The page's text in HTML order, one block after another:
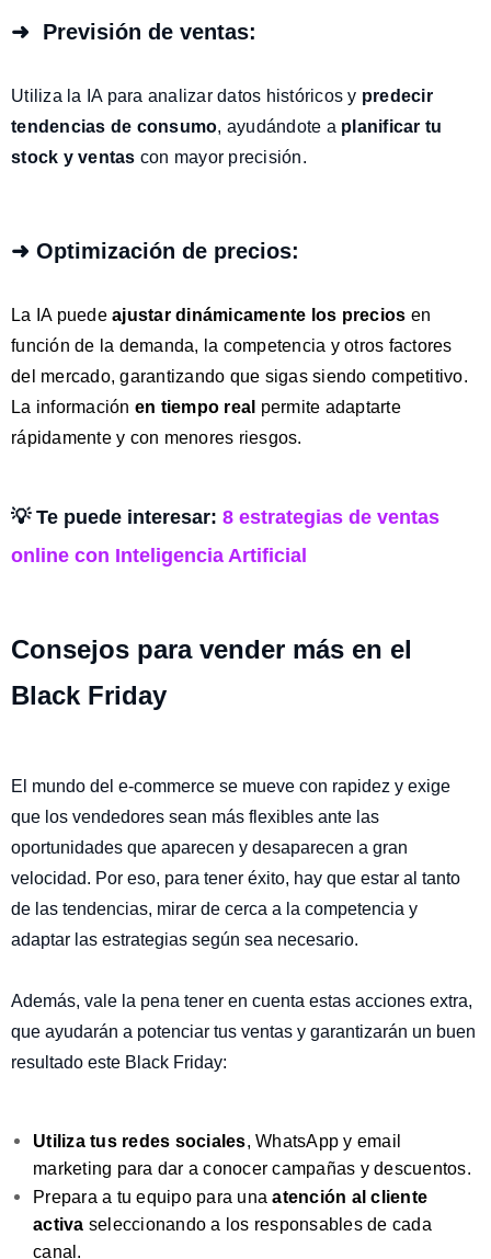
➜ Previsión de ventas:
Utiliza la IA para analizar datos históricos y predecir
tendencias de consumo, ayudándote a planificar tu
stock y ventas con mayor precisión.
➜ Optimización de precios:
La IA puede ajustar dinámicamente los precios en
función de la demanda, la competencia y otros factores
del mercado, garantizando que sigas siendo competitivo.
La información en tiempo real permite adaptarte
rápidamente y con menores riesgos.
💡 Te puede interesar: 8 estrategias de ventas
online con Inteligencia Artificial
Consejos para vender más en el
Black Friday
El mundo del e-commerce se mueve con rapidez y exige
que los vendedores sean más flexibles ante las
oportunidades que aparecen y desaparecen a gran
velocidad. Por eso, para tener éxito, hay que estar al tanto
de las tendencias, mirar de cerca a la competencia y
adaptar las estrategias según sea necesario.
Además, vale la pena tener en cuenta estas acciones extra,
que ayudarán a potenciar tus ventas y garantizarán un buen
resultado este Black Friday:
Utiliza tus redes sociales, WhatsApp y email
marketing para dar a conocer campañas y descuentos.
Prepara a tu equipo para unaatención al cliente
activa seleccionando a los responsables de cada
canal.